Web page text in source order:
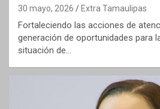
30 mayo, 2026 Extra Tamaulipas
Fortaleciendo las acciones de
generación de oportunidades para
situación de…